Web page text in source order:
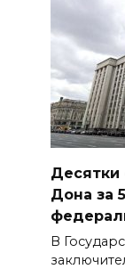
Десятки
Дона за
В